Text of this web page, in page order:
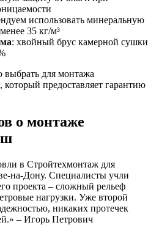
использовать минеральную
35 кг/м³
: хвойный брус камерной сушки
выбрать для монтажа
который предоставляет гарантию
о монтаже
в Стройтехмонтаж для
на-Дону. Специалисты учли
проекта – сложный рельеф
нагрузки. Уже второй
никаких протечек
– Игорь Петрович